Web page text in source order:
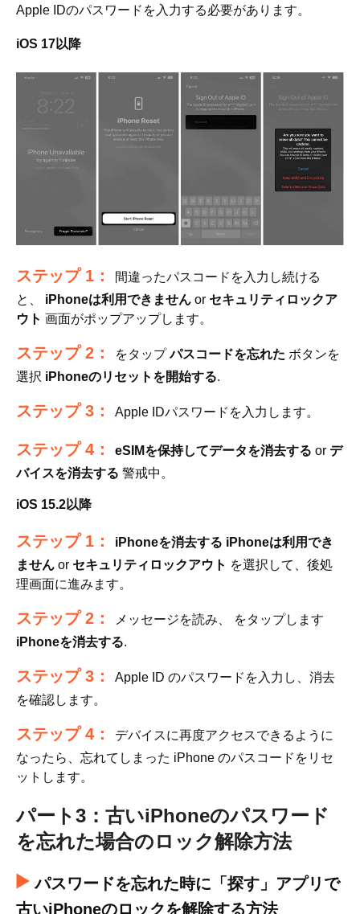
Apple IDのパスワードを入力する必要があります。
iOS 17以降
ステップ 1：
間違ったパスコードを入力し続ける
と、 iPhoneは利用できません or セキュリティロックア
ウト 画面がポップアップします。
ステップ 2： をタップパスコードを忘れた ボタンを
選択 iPhoneのリセットを開始する.
ステップ 3： Apple IDパスワードを入力します。
ステップ 4： eSIMを保持してデータを消去する or デ
バイスを消去する 警戒中。
iOS 15.2以降
ステップ 1： iPhoneを消去する iPhoneは利用でき
ません or セキュリティロックアウト を選択して、後処
理画面に進みます。
ステップ 2：
メッセージを読み、 をタップします
iPhoneを消去する.
ステップ 3：
Apple ID のパスワードを入力し、消去
を確認します。
ステップ 4：
デバイスに再度アクセスできるように
なったら、忘れてしまった iPhone のパスコードをリセ
ットします。
パート3：古いiPhoneのパスワード
を忘れた場合のロック解除方法
パスワードを忘れた時に「探す」アプリで
古いiPhoneのロックを解除する方法